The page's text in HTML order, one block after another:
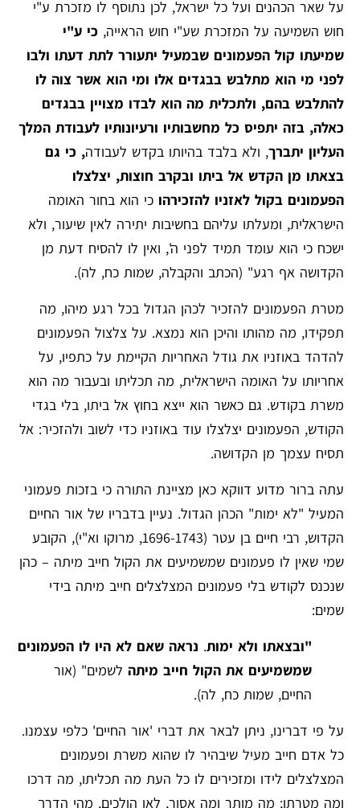
על שאר הכהנים ועל כל ישראל, לכן נתוסף לו מזכרת ע"י
חוש השמיעה על המזכרת שע"י חוש הראייה, כי ע"י
שמיעתו קול הפעמונים שבמעיל יתעורר לתת דעתו ולבו
לפני מי הוא מתלבש בבגדים אלו ומי הוא אשר צוה לו
להתלבש בהם, ולתכלית מה הוא לבדו מצויין בבגדים
כאלה, בזה יתפיס כל מחשבותיו ורעיונותיו לעבודת המלך
העליון יתברך, ולא בלבד בהיותו בקדש לעבודה, כי גם
בצאתו מן הקדש אל ביתו ובקרב חוצות, יצלצלו
הפעמונים בקול לאזניו להזכירהו כי הוא בחור האומה
הישראלית, ומעלתו עליהם בחשיבות יתירה לאין שיעור, ולא
ישכח כי הוא עומד תמיד לפני ה', ואין לו להסיח דעת מן
הקדושה אף רגע" (הכתב והקבלה, שמות כח, לה).
מטרת הפעמונים להזכיר לכהן הגדול בכל רגע מיהו, מה
תפקידו, מה מהותו והיכן הוא נמצא. על צלצול הפעמונים
להדהד באוזניו את גודל האחריות הקיימת על כתפיו, על
אחריותו על האומה הישראלית, מה תכליתו ובעבור מה הוא
משרת בקודש. גם כאשר הוא ייצא בחוץ אל ביתו, בלי בגדי
הקודש, הפעמונים יצלצלו עוד באוזניו כדי לשוב ולהזכיר: אל
תסיח עצמך מן הקדושה.
עתה ברור מדוע דווקא כאן מציינת התורה כי בזכות פעמוני
המעיל "לא ימות" הכהן הגדול. נעיין בדבריו של אור החיים
הקדוש, רבי חיים בן עטר (1696-1743, מרוקו וא"י), הקובע
שמי שאין לו פעמונים שמשמיעים את הקול חייב מיתה – כהן
שנכנס לקודש בלי פעמונים המצלצלים חייב מיתה בידי
שמים:
"ובצאתו ולא ימות. נראה שאם לא היו לו הפעמונים
שמשמיעים את הקול חייב מיתה לשמים" (אור
החיים, שמות כח, לה).
על פי דברינו, ניתן לבאר את דברי 'אור החיים' כלפי עצמנו.
כל אדם חייב מעיל שיבהיר לו שהוא משרת ופעמונים
המצלצלים לידו ומזכירים לו כל העת מה תכליתו, מה דרכו
ומה מטרתו; מה מותר ומה אסור, לאן הולכים, מהי הדרך